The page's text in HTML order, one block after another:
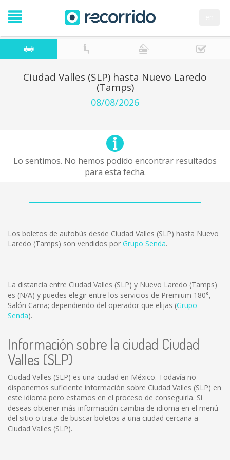
Ciudad Valles (SLP) hasta Nuevo Laredo
(Tamps)
08/08/2026
Lo sentimos. No hemos podido encontrar resultados
para esta fecha.
Los boletos de autobús desde Ciudad Valles (SLP) hasta Nuevo
Laredo (Tamps) son vendidos por Grupo Senda.
La distancia entre Ciudad Valles (SLP) y Nuevo Laredo (Tamps)
es (N/A) y puedes elegir entre los servicios de Premium 180°,
Salón Cama; dependiendo del operador que elijas (Grupo
Senda).
Información sobre la ciudad Ciudad
Valles (SLP)
Ciudad Valles (SLP) es una ciudad en México. Todavía no
disponemos suficiente información sobre Ciudad Valles (SLP) en
este idioma pero estamos en el proceso de conseguirla. Si
deseas obtener más información cambia de idioma en el menú
del sitio o trata de buscar boletos a una ciudad cercana a
Ciudad Valles (SLP).